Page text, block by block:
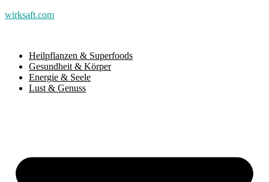
wirksaft.com
Heilpflanzen & Superfoods
Gesundheit & Körper
Energie & Seele
Lust & Genuss